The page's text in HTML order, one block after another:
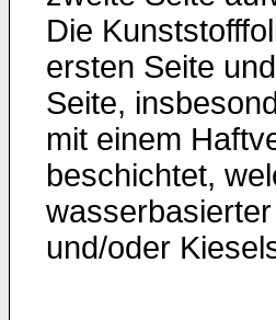
Die
ersten Seite
Seite,
mit einem
beschichtet,
und/oder